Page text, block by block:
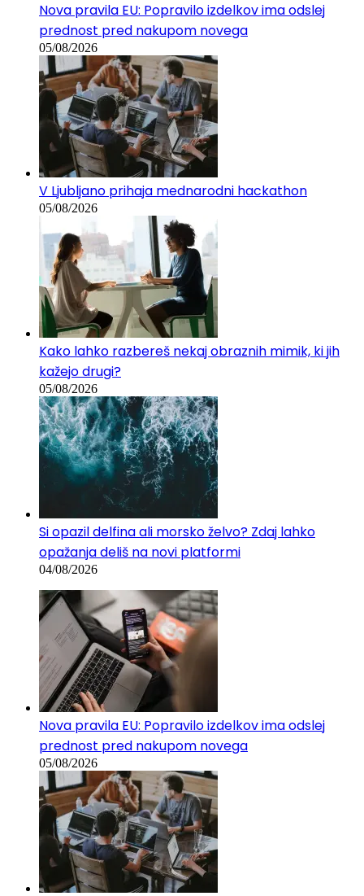
Nova pravila EU: Popravilo izdelkov ima odslej
prednost pred nakupom novega
05/08/2026
V Ljubljano prihaja mednarodni hackathon
05/08/2026
Kako lahko razbereš nekaj obraznih mimik, ki jih
kažejo drugi?
05/08/2026
Si opazil delfina ali morsko želvo? Zdaj lahko
opažanja deliš na novi platformi
04/08/2026
Nova pravila EU: Popravilo izdelkov ima odslej
prednost pred nakupom novega
05/08/2026